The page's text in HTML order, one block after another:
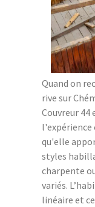
Quand on
rive sur
Couvreur 44
qu'elle
styles
charpente
variés.
linéaire et